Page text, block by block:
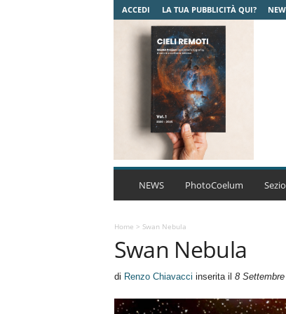
ACCEDI LA TUA PUBBLICITÀ QUI?
C
r
NEWS PhotoCoelum
Home > Swan Nebula
Swan Nebula
di Renzo Chiavacci inserita il 8